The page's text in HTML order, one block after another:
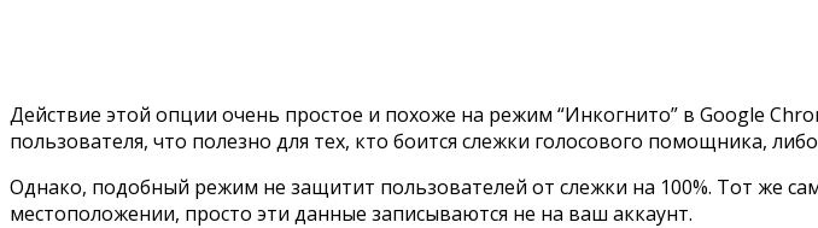
Действие этой опции очень простое и похоже на режим “Инкогнито” в Google
пользователя, что полезно для тех, кто боится слежки голосового помощника,
Однако, подобный режим не защитит пользователей от слежки на 100%. Тот же
местоположении, просто эти данные записываются не на ваш аккаунт.